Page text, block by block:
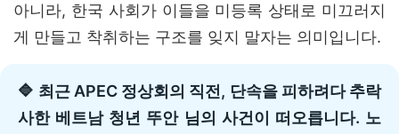
아니라, 한국 사회가 이들을 미등록 상태로 미끄러지
게 만들고 착취하는 구조를 잊지 말자는 의미입니다.
🔷 최근 APEC 정상회의 직전, 단속을 피하려다 추락
사한 베트남 청년 뚜안 님의 사건이 떠오릅니다. 노